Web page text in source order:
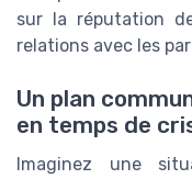
sur la réputation
relations avec les
Un plan
en temps de
Imaginez une